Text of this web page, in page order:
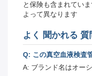
と保険も含まれてい
よって異なります
よく 聞かれる 質
Q: この真空血液検査
A: ブランド名はオー